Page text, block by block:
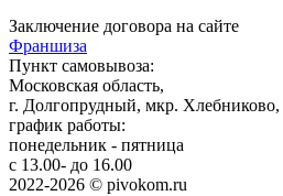
Заключение договора на сайте
Франшиза
Пункт самовывоза:
Московская область,
г. Долгопрудный, мкр.
график работы:
понедельник - пятница
с 13.00- до 16.00
2022-2026 © pivokom.ru